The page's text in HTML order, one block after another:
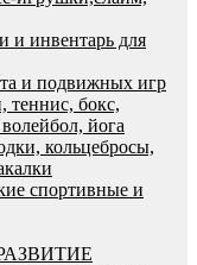
инвентарь для
и подвижных игр
теннис, бокс,
йога
кольцебросы,
спортивные и